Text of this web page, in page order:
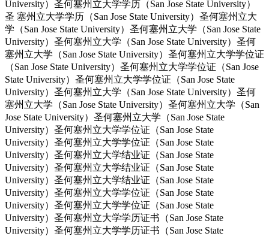
University）圣何塞州立大学学历（San Jose State University）
圣 塞州立大学学历（San Jose State University）圣何塞州立大
学（San Jose State University）圣何塞州立大学（San Jose State
University）圣何塞州立大学（San Jose State University）圣何
塞州立大学（San Jose State University）圣何塞州立大学学位证
（San Jose State University）圣何塞州立大学学位证（San Jose
State University）圣何塞州立大学学位证（San Jose State
University）圣何塞州立大学（San Jose State University）圣何
塞州立大学（San Jose State University）圣何塞州立大学（San
Jose State University）圣何塞州立大学（San Jose State
University）圣何塞州立大学学位证（San Jose State
University）圣何塞州立大学学位证（San Jose State
University）圣何塞州立大学结业证（San Jose State
University）圣何塞州立大学结业证（San Jose State
University）圣何塞州立大学结业证（San Jose State
University）圣何塞州立大学学位证（San Jose State
University）圣何塞州立大学学位证（San Jose State
University）圣何塞州立大学学历证书（San Jose State
University）圣何塞州立大学学历证书（San Jose State